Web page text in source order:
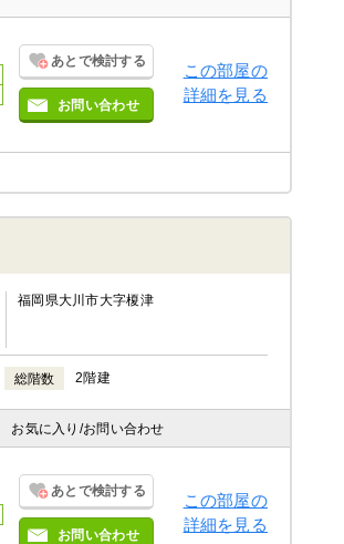
あとで検討する
お問い合わせ
この部屋の
詳細を見る
福岡県大川市大字榎津
総階数 2階建
お気に入り /お問い合わせ
あとで検討する
お問い合わせ
この部屋の
詳細を見る